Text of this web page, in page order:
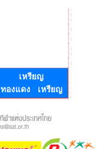
เหรียญ
ทองแดง เหรียญ